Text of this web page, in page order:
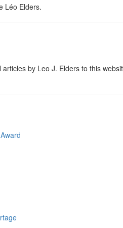
Léo Elders.
by Leo J. Elders to this